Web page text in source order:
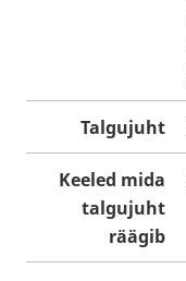
Talgujuht
Keeled mida
talgujuht
räägib